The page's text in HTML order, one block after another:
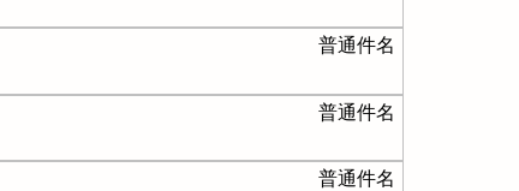
普通件名
普通件名
普通件名